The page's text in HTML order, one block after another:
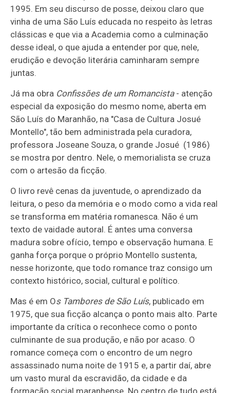
1995. Em seu discurso de posse, deixou claro que
vinha de uma São Luís educada no respeito às letras
clássicas e que via a Academia como a culminação
desse ideal, o que ajuda a entender por que, nele,
erudição e devoção literária caminharam sempre
juntas.
Já ma obra Confissões de um Romancista- atenção
especial da exposição do mesmo nome, aberta em
São Luís do Maranhão, na "Casa de Cultura Josué
Montello", tão bem administrada pela curadora,
professora Joseane Souza, o grande Josué (1986)
se mostra por dentro. Nele, o memorialista se cruza
com o artesão da ficção.
O livro revê cenas da juventude, o aprendizado da
leitura, o peso da memória e o modo como a vida real
se transforma em matéria romanesca. Não é um
texto de vaidade autoral. É antes uma conversa
madura sobre ofício, tempo e observação humana. E
ganha força porque o próprio Montello sustenta,
nesse horizonte, que todo romance traz consigo um
contexto histórico, social, cultural e político.
Mas é em Os Tambores de São Luís, publicado em
1975, que sua ficção alcança o ponto mais alto. Parte
importante da crítica o reconhece como o ponto
culminante de sua produção, e não por acaso. O
romance começa com o encontro de um negro
assassinado numa noite de 1915 e, a partir daí, abre
um vasto mural da escravidão, da cidade e da
formação social maranhense. No centro de tudo está